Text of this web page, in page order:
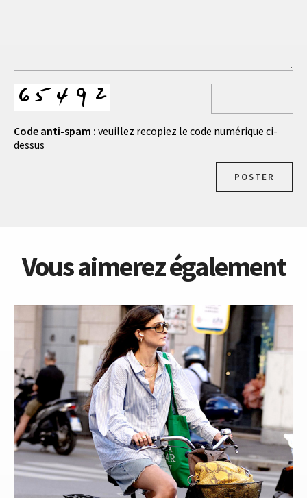
Code anti-spam : veuillez recopiez le code numérique ci-
dessus
POSTER
Vous aimerez également